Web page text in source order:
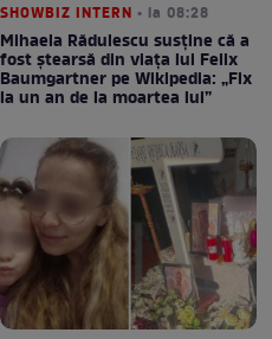
SHOWBIZ INTERN • la 08:28
Mihaela Rădulescu susține că a
fost ștearsă din viața lui Felix
Baumgartner pe Wikipedia: „Fix
la un an de la moartea lui”